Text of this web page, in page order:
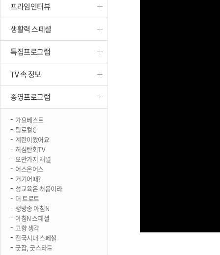
프라임인터뷰
생활력 스페셜
특집프로그램
TV 속 정보
종영프로그램
가요베스트
팀로컬C
계란이왔어요
허심탄회TV
오만가지 채널
어스온어스
거기어때?
성교육은 처음이라
더 트로트
생방송 아침N
아침N 스페셜
고향 생각
전국시대 스페셜
굿잡, 굿스타트